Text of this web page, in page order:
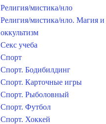
Религия/мистика/нло
Религия/мистика/нло. Магия и
оккультизм
Секс учеба
Спорт
Спорт. Бодибилдинг
Спорт. Карточные игры
Спорт. Рыболовный
Спорт. Футбол
Спорт. Хоккей